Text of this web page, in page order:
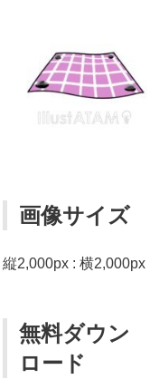
画像サイズ
縦2,000px : 横2,000px
無料ダウン
ロード